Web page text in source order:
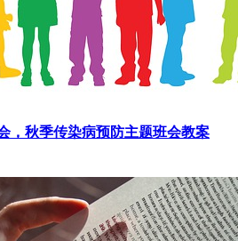
，秋季传染病预防主题班会教案